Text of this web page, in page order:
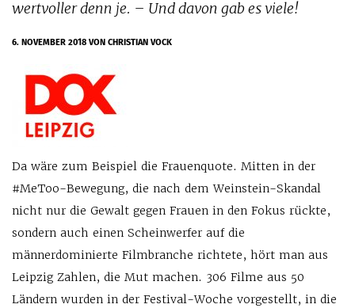
wertvoller denn je. – Und davon gab es viele!
6. NOVEMBER 2018VON CHRISTIAN VOCK
Da wäre zum Beispiel die Frauenquote. Mitten in der
#MeToo-Bewegung, die nach dem Weinstein-Skandal
nicht nur die Gewalt gegen Frauen in den Fokus rückte,
sondern auch einen Scheinwerfer auf die
männerdominierte Filmbranche richtete, hört man aus
Leipzig Zahlen, die Mut machen. 306 Filme aus 50
Ländern wurden in der Festival-Woche vorgestellt, in die